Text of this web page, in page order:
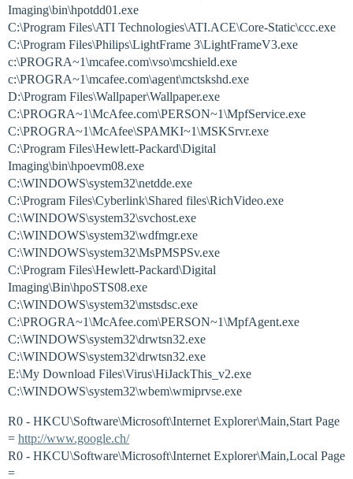
Imaging\bin\hpotdd01.exe
C:\Program Files\ATI Technologies\ATI.ACE\Core-Static\ccc.exe
C:\Program Files\Philips\LightFrame 3\LightFrameV3.exe
c:\PROGRA~1\mcafee.com\vso\mcshield.exe
c:\PROGRA~1\mcafee.com\agent\mctskshd.exe
D:\Program Files\Wallpaper\Wallpaper.exe
C:\PROGRA~1\McAfee.com\PERSON~1\MpfService.exe
C:\PROGRA~1\McAfee\SPAMKI~1\MSKSrvr.exe
C:\Program Files\Hewlett-Packard\Digital
Imaging\bin\hpoevm08.exe
C:\WINDOWS\system32\netdde.exe
C:\Program Files\Cyberlink\Shared files\RichVideo.exe
C:\WINDOWS\system32\svchost.exe
C:\WINDOWS\system32\wdfmgr.exe
C:\WINDOWS\system32\MsPMSPSv.exe
C:\Program Files\Hewlett-Packard\Digital
Imaging\Bin\hpoSTS08.exe
C:\WINDOWS\system32\mstsdsc.exe
C:\PROGRA~1\McAfee.com\PERSON~1\MpfAgent.exe
C:\WINDOWS\system32\drwtsn32.exe
C:\WINDOWS\system32\drwtsn32.exe
E:\My Download Files\Virus\HiJackThis_v2.exe
C:\WINDOWS\system32\wbem\wmiprvse.exe
R0 - HKCU\Software\Microsoft\Internet Explorer\Main,Start Page
= http://www.google.ch/
R0 - HKCU\Software\Microsoft\Internet Explorer\Main,Local Page
=